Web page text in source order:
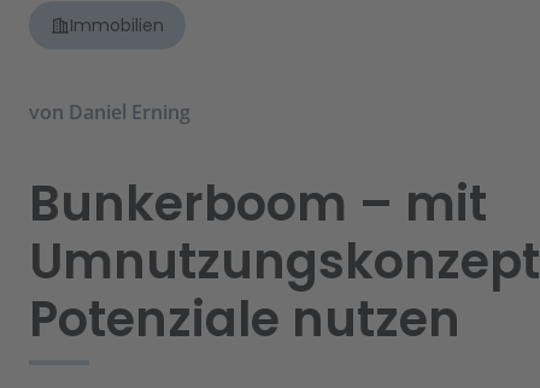
Immobilien
von Daniel Erning
Bunkerboom – mit
Potenziale nutzen